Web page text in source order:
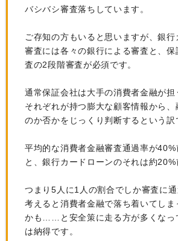
バシバシ審査落ちしています。
ご存知の方もいると思いますが、銀
審査には各々の銀行による審査と、保
査の2段階審査が必須です。
通常保証会社は大手の消費者金融が担
それぞれが持つ膨大な顧客情報から、
のか否かをじっくり判断するという
平均的な消費者金融審査通過率が40%
と、銀行カードローンのそれは約20%
つまり5人に1人の割合でしか審査に
考えると消費者金融で落ち着いてし
かも……と安全策に走る方が多くなっ
は納得です。